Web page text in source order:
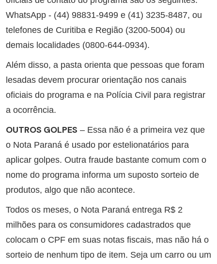
WhatsApp - (44) 98831-9499 e (41) 3235-8487, ou
telefones de Curitiba e Região (3200-5004) ou
demais localidades (0800-644-0934).
Além disso, a pasta orienta que pessoas que foram
lesadas devem procurar orientação nos canais
oficiais do programa e na Polícia Civil para registrar
a ocorrência.
OUTROS GOLPES – Essa não é a primeira vez que
o Nota Paraná é usado por estelionatários para
aplicar golpes. Outra fraude bastante comum com o
nome do programa informa um suposto sorteio de
produtos, algo que não acontece.
Todos os meses, o Nota Paraná entrega R$ 2
milhões para os consumidores cadastrados que
colocam o CPF em suas notas fiscais, mas não há o
sorteio de nenhum tipo de item. Seja um carro ou um